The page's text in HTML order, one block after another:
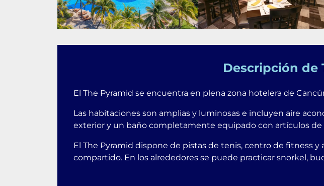
Descripción de
El The Pyramid se encuentra en plena zona hotelera de
Las habitaciones son amplias y luminosas e incluyen aire
exterior y un baño completamente equipado con artículos de
El The Pyramid dispone de pistas de tenis, centro de fitness
compartido. En los alrededores se puede practicar snorkel,